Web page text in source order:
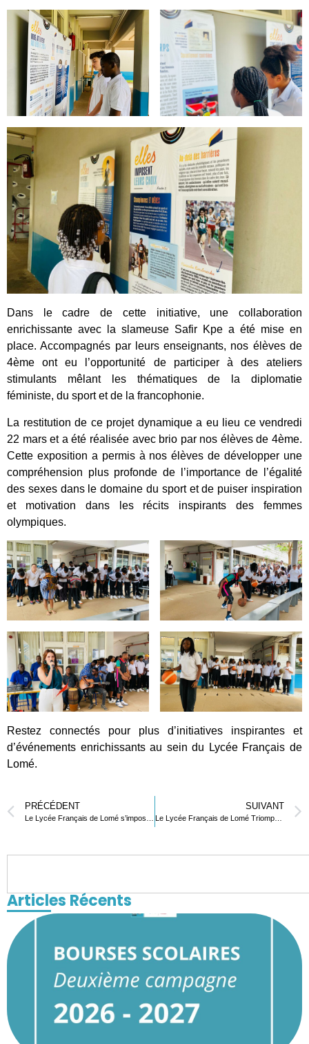
Dans le cadre de cette initiative, une collaboration
enrichissante avec la slameuse Safir Kpe a été mise en
place. Accompagnés par leurs enseignants, nos élèves de
4ème ont eu l’opportunité de participer à des ateliers
stimulants mêlant les thématiques de la diplomatie
féministe, du sport et de la francophonie.
La restitution de ce projet dynamique a eu lieu ce vendredi
22 mars et a été réalisée avec brio par nos élèves de 4ème.
Cette exposition a permis à nos élèves de développer une
compréhension plus profonde de l’importance de l’égalité
des sexes dans le domaine du sport et de puiser inspiration
et motivation dans les récits inspirants des femmes
olympiques.
Restez connectés pour plus d’initiatives inspirantes et
d’événements enrichissants au sein du Lycée Français de
Lomé.
PRÉCÉDENT SUIVANT
Le Lycée Français de Lomé Triomphe au Challenge des Sections Sportives et Scolaires de Basketball 2023-2024
Articles Récents